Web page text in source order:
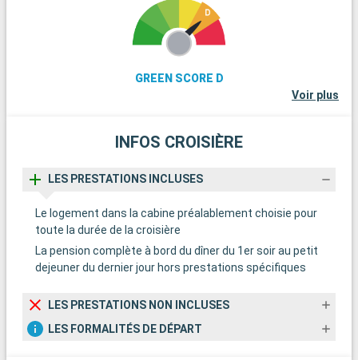
GREEN SCORE D
Voir plus
INFOS CROISIÈRE
LES PRESTATIONS INCLUSES
Le logement dans la cabine préalablement choisie pour
toute la durée de la croisière
La pension complète à bord du dîner du 1er soir au petit
dejeuner du dernier jour hors prestations spécifiques
LES PRESTATIONS NON INCLUSES
LES FORMALITÉS DE DÉPART